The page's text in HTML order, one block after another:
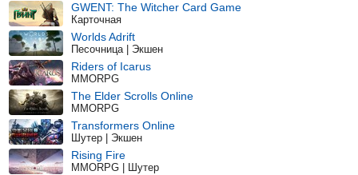
GWENT: The Witcher Card Game
Карточная
Worlds Adrift
Песочница | Экшен
Riders of Icarus
MMORPG
The Elder Scrolls Online
MMORPG
Transformers Online
Шутер | Экшен
Rising Fire
MMORPG | Шутер